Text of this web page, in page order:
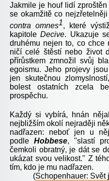
Jakmile je houf lidí
se okamžitě co
contra omnes1, které
kapitoleDecive. Ukazuje
druhému nejen to, co chce
ničí celé štěstí nebo život
přírůstkem zmnožil svůj
egoismu. Jeho projevy
jen skutečnou
bolest ostatních zcela
prospěchu.
Každý si vybírá, hnán
nejbližším okolí nejraději
nadřazen: neboť jen u
podleHobbese, "slastí
čemkoli obratný, je dát se
ukázat svou velikost." Z
tím, kdo je mu nadřazen.
(Schopenhauer: Svět